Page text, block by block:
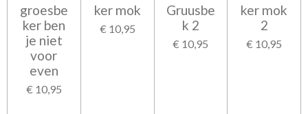
groesbe
ker ben
je niet
voor
even
€ 10,95
ker mok
€ 10,95
Gruusbe
k 2
€ 10,95
ker mok
2
€ 10,95